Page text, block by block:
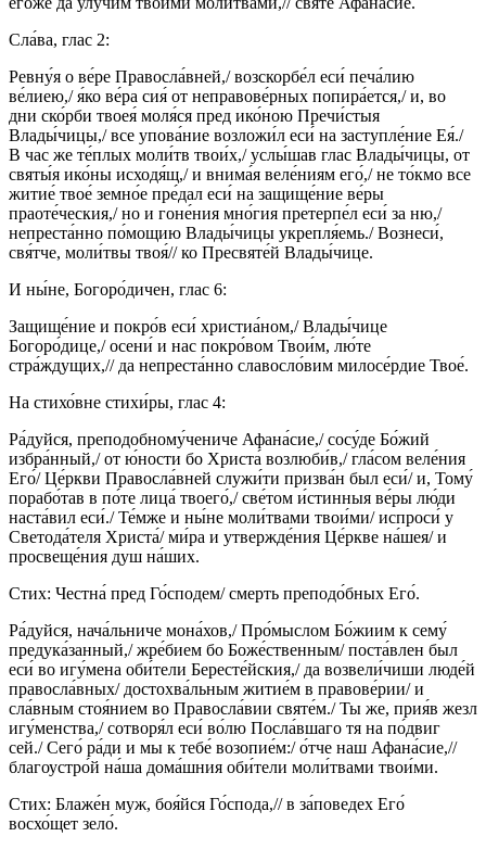
Сла́ва, глас 2:
Ревну́я о ве́ре Правосла́вней,/ возскорбе́л еси́ печа́лию
ве́лиею,/ я́ко ве́ра сия́ от неправове́рных попира́ется,/ и, во
дни ско́рби твоея́ моля́ся пред ико́ною Пречи́стыя
Влады́чицы,/ все упова́ние возложи́л еси́ на заступле́ние Ея́./
В час же те́плых моли́тв твои́х,/ услы́шав глас Влады́чицы, от
святы́я ико́ны исходя́щ,/ и внима́я веле́ниям его́,/ не то́кмо все
житие́ твое́ земно́е пре́дал еси́ на защище́ние ве́ры
праоте́ческия,/ но и гоне́ния мно́гия претерпе́л еси́ за ню,/
непреста́нно по́мощию Влады́чицы укрепля́емь./ Вознеси́,
свя́тче, моли́твы твоя́// ко Пресвяте́й Влады́чице.
И ны́не, Богоро́дичен, глас 6:
Защище́ние и покро́в еси́ христиа́ном,/ Влады́чице
Богоро́дице,/ осени́ и нас покро́вом Твои́м, лю́те
стра́ждущих,// да непреста́нно славосло́вим милосе́рдие Твое́.
На стихо́вне стихи́ры, глас 4:
Ра́дуйся, преподобному́чениче Афана́сие,/ сосу́де Бо́жий
избра́нный,/ от ю́ности бо Христа́ возлюби́в,/ гла́сом веле́ния
Его́/ Це́ркви Правосла́вней служи́ти призва́н был еси́/ и, Тому́
порабо́тав в по́те лица́ твоего́,/ све́том и́стинныя ве́ры лю́ди
наста́вил еси́./ Те́мже и ны́не моли́твами твои́ми/ испроси́ у
Светода́теля Христа́/ ми́ра и утвержде́ния Це́ркве на́шея/ и
просвеще́ния душ на́ших.
Стих: Честна́ пред Го́сподем/ смерть преподо́бных Его́.
Ра́дуйся, нача́льниче мона́хов,/ Про́мыслом Бо́жиим к сему́
предука́занный,/ жре́бием бо Боже́ственным/ поста́влен был
еси́ во игу́мена оби́тели Бересте́йския,/ да возвели́чиши люде́й
правосла́вных/ достохва́льным житие́м в правове́рии/ и
сла́вным стоя́нием во Правосла́вии святе́м./ Ты же, прия́в жезл
игу́менства,/ сотворя́л еси́ во́лю Посла́вшаго тя на по́двиг
сей./ Сего́ ра́ди и мы к тебе́ возопие́м:/ о́тче наш Афана́сие,//
благоустро́й на́ша дома́шния оби́тели моли́твами твои́ми.
Стих: Блаже́н муж, боя́йся Го́спода,// в за́поведех Его́
восхо́щет зело́.